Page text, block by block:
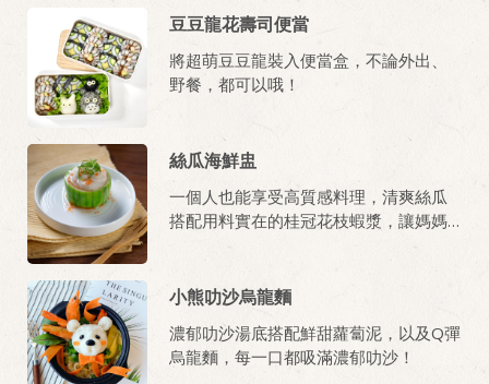
豆豆龍花壽司便當
將超萌豆豆龍裝入便當盒，不論外出、
野餐，都可以哦！
絲瓜海鮮盅
一個人也能享受高質感料理，清爽絲瓜
搭配用料實在的桂冠花枝蝦漿，讓媽媽
小熊叻沙烏龍麵
濃郁叻沙湯底搭配鮮甜蘿蔔泥，以及Q彈
烏龍麵，每一口都吸滿濃郁叻沙！